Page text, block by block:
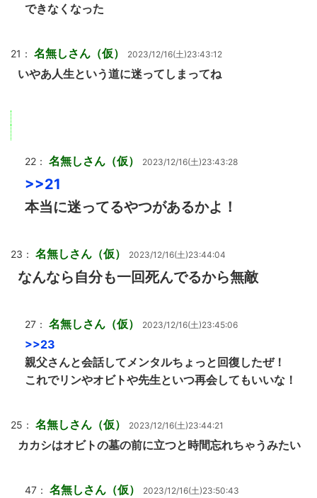
できなくなった
21： 名無しさん（仮） 2023/12/16(土)23:43:12
いやあ人生という道に迷ってしまってね
22： 名無しさん（仮） 2023/12/16(土)23:43:28
>>21
本当に迷ってるやつがあるかよ！
23： 名無しさん（仮） 2023/12/16(土)23:44:04
なんなら自分も一回死んでるから無敵
27： 名無しさん（仮） 2023/12/16(土)23:45:06
>>23
親父さんと会話してメンタルちょっと回復したぜ！
これでリンやオビトや先生といつ再会してもいいな！
25： 名無しさん（仮） 2023/12/16(土)23:44:21
カカシはオビトの墓の前に立つと時間忘れちゃうみたい
47： 名無しさん（仮） 2023/12/16(土)23:50:43